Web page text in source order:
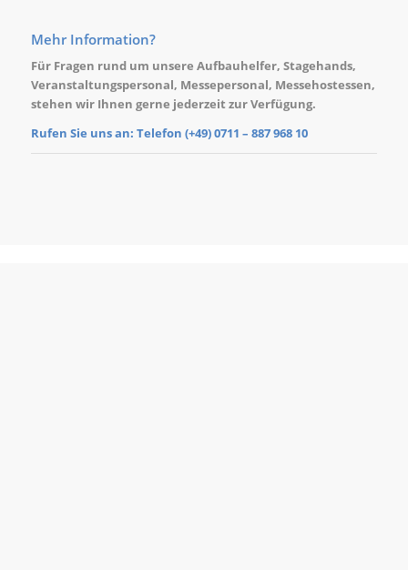
Mehr Information?
Für Fragen rund um unsere Aufbauhelfer, Stagehands,
Veranstaltungspersonal, Messepersonal, Messehostessen,
stehen wir Ihnen gerne jederzeit zur Verfügung.
Rufen Sie uns an: Telefon (+49)0711 – 887 968 10